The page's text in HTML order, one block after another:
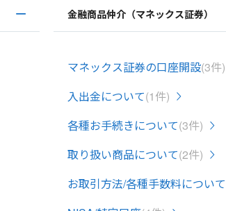
金融商品仲介（マネックス証券）
マネックス証券の口座開設(3件)
入出金について(1件)
各種お手続きについて(3件)
取り扱い商品について(2件)
お取引方法/各種手数料について